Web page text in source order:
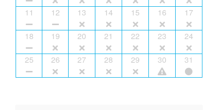
11 12 13 14 15 16 17
18 19 20 21 22 23 24
25 26 27 28 29 30 31